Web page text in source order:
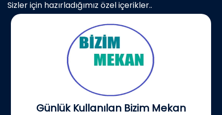
Sizler için hazırladığımız özel içerikler..
Günlük Kullanılan Bizim Mekan